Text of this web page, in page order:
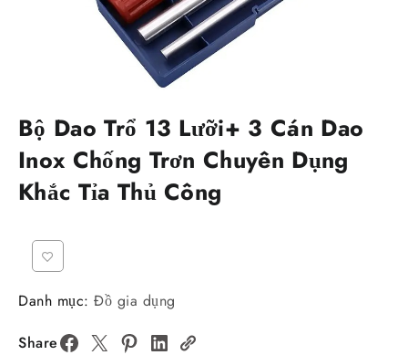
Bộ Dao Trổ 13 Lưỡi+ 3 Cán Dao
Inox Chống Trơn Chuyên Dụng
Khắc Tỉa Thủ Công
Danh mục: Đồ gia dụng
Share